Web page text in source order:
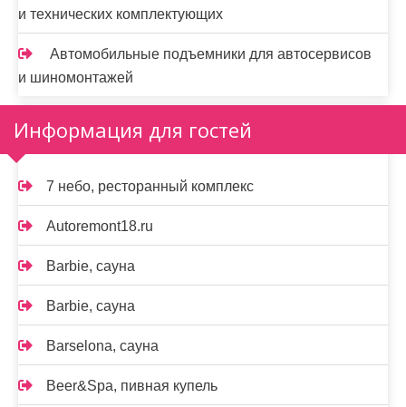
и технических комплектующих
Автомобильные подъемники для автосервисов
и шиномонтажей
Информация для гостей
7 небо, ресторанный комплекс
Autoremont18.ru
Barbie, сауна
Barbie, сауна
Barselona, сауна
Beer&Spa, пивная купель